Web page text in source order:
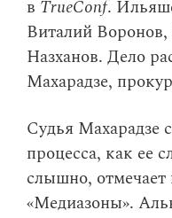
в TrueConf.
Виталий
Назханов. Дело
Махарадзе,
Судья Махарадзе
процесса, как ее
слышно, отмечает
«Медиазоны».